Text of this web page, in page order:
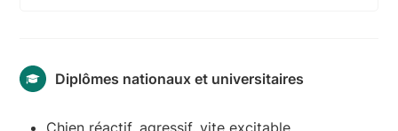
Diplômes nationaux et universitaires
Chien réactif, agressif, vite excitable